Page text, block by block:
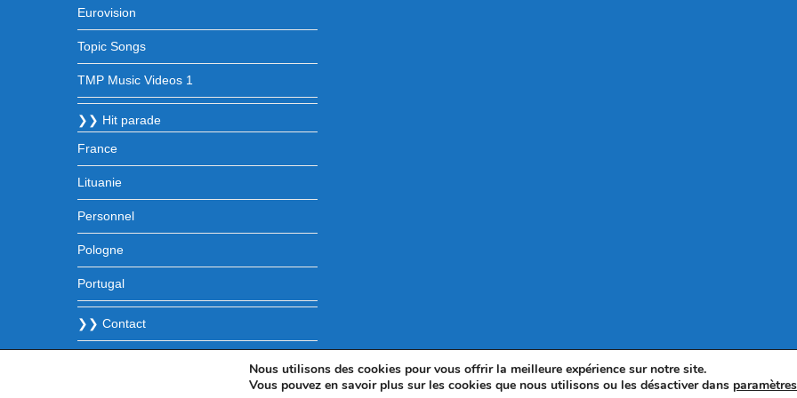
Eurovision
Topic Songs
TMP Music Videos 1
❯❯ Hit parade
France
Lituanie
Personnel
Pologne
Portugal
❯❯ Contact
© 2025 - WordPress Theme by OceanWP
Nous utilisons des cookies pour vous offrir la meilleure expérience sur notre site.
Vous pouvez en savoir plus sur les cookies que nous utilisons ou les désactiver dans paramètres